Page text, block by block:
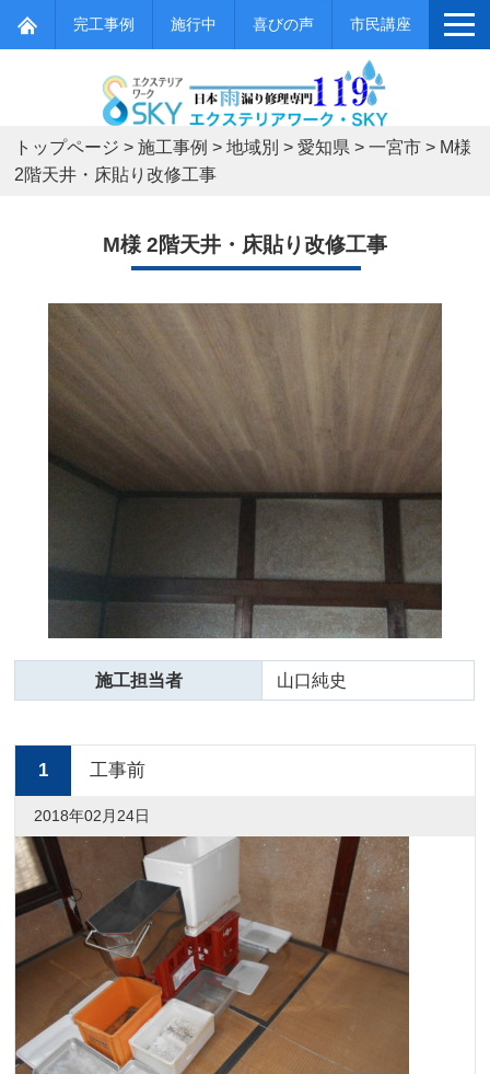
完工事例 施行中 喜びの声 市民講座
トップページ >施工事例 >地域別 >愛知県 >一宮市 > M様
2階天井・床貼り改修工事
M様 2階天井・床貼り改修工事
施工担当者 山口純史
1 工事前
2018年02月24日